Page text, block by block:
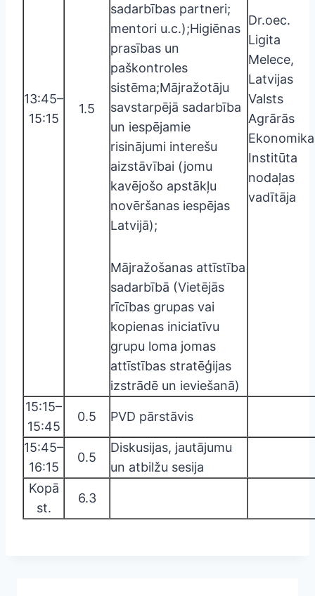
13:45–
15:15
1.5
sadarbības partneri;
mentori u.c.);Higiēnas
prasības un
paškontroles
sistēma;Mājražotāju
savstarpējā sadarbība
un iespējamie
risinājumi interešu
aizstāvībai (jomu
kavējošo apstākļu
novēršanas iespējas
Latvijā);
Mājražošanas attīstība
sadarbībā (Vietējās
rīcības grupas vai
kopienas iniciatīvu
grupu loma jomas
attīstības stratēģijas
izstrādē un ieviešanā)
Dr.oec.
Ligita
Melece,
Latvijas
Valsts
Agrārās
Institūta
nodaļas
vadītāja
15:15–
15:45
0.5 PVD pārstāvis
15:45–
16:15
0.5
Diskusijas, jautājumu
un atbilžu sesija
Kopā
st.
6.3